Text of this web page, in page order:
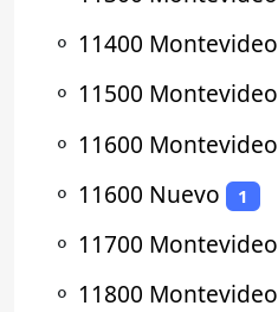
⚬ 11400 Montevideo
⚬ 11500 Montevideo
⚬ 11600 Montevideo
⚬ 11600 Nuevo 1
⚬ 11700 Montevideo
⚬ 11800 Montevideo